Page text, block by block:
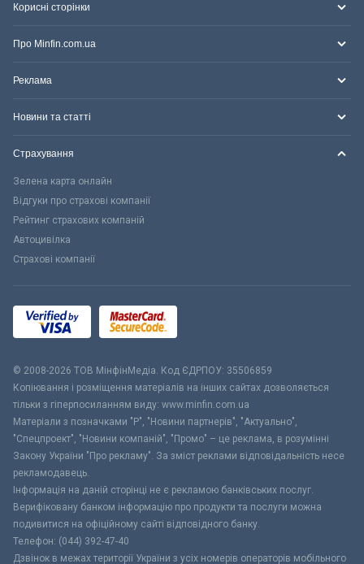
Корисні сторінки
Про Minfin.com.ua
Реклама
Новини та статті
Страхування
Зелена карта онлайн
Відгуки про страхові компанії
Рейтинг страхових компаній
Автоцивілка
Страхові компанії
© 2008-2026 ТОВ МiнфiнМедiа. Код ЄДРПОУ: 35506859
Копіювання і розміщення матеріалів на інших сайтах дозволяється
тільки з гіперпосиланням виду: www.minfin.com.ua
Матеріали з позначками "Р", "Новини партнерів", "Актуально",
"Спецпроект", "Новини компаній", "Промо" – це реклама, в розумінні
Закону України "Про рекламу". За зміст реклами відповідальність несе
рекламодавець.
Інформація на даній сторінці не є рекламою банківських послуг.
Верифіковану банком інформацію про продукти та послуги можна
подивитися на офіційному сайті відповідного банку.
Телефон: (044) 392-47-40
Дзвінок в межах території України з усіх номерів операторів мобільного